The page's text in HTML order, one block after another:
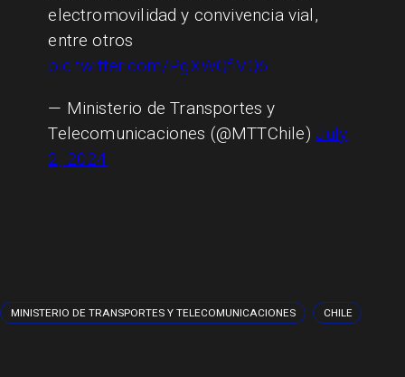
electromovilidad y convivencia vial,
entre otros
pic.twitter.com/PgXWQfiVQ6
— Ministerio de Transportes y
Telecomunicaciones (@MTTChile) July
2, 2024
MINISTERIO DE TRANSPORTES Y TELECOMUNICACIONES CHILE